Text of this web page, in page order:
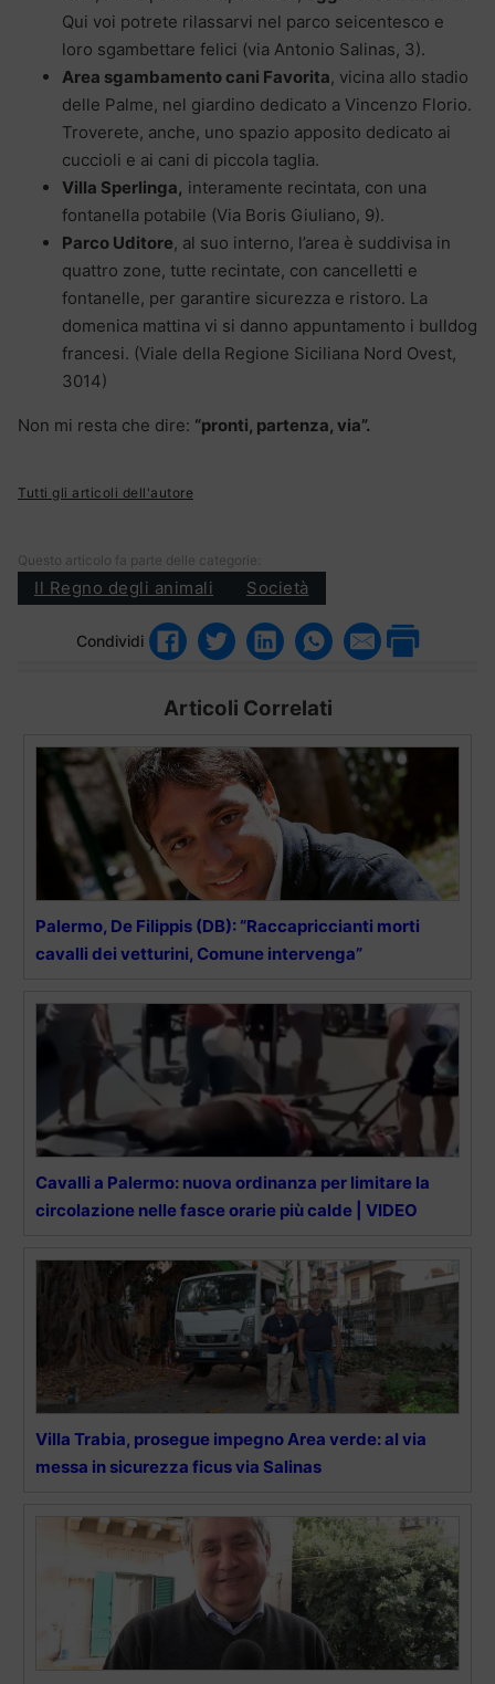
Qui voi potrete rilassarvi nel parco seicentesco e
loro sgambettare felici (via Antonio Salinas, 3).
Area sgambamento cani Favorita, vicina allo stadio
delle Palme, nel giardino dedicato a Vincenzo Florio.
Troverete, anche, uno spazio apposito dedicato ai
cuccioli e ai cani di piccola taglia.
Villa Sperlinga, interamente recintata, con una
fontanella potabile (Via Boris Giuliano, 9).
Parco Uditore, al suo interno, l’area è suddivisa in
quattro zone, tutte recintate, con cancelletti e
fontanelle, per garantire sicurezza e ristoro. La
domenica mattina vi si danno appuntamento i bulldog
francesi. (Viale della Regione Siciliana Nord Ovest,
3014)
Non mi resta che dire: “pronti, partenza, via”.
Tutti gli articoli dell'autore
Questo articolo fa parte delle categorie:
Il Regno degli animali Società
Condividi
Articoli Correlati
Palermo, De Filippis (DB): “Raccapriccianti morti
cavalli dei vetturini, Comune intervenga”
Cavalli a Palermo: nuova ordinanza per limitare la
circolazione nelle fasce orarie più calde | VIDEO
Villa Trabia, prosegue impegno Area verde: al via
messa in sicurezza ficus via Salinas